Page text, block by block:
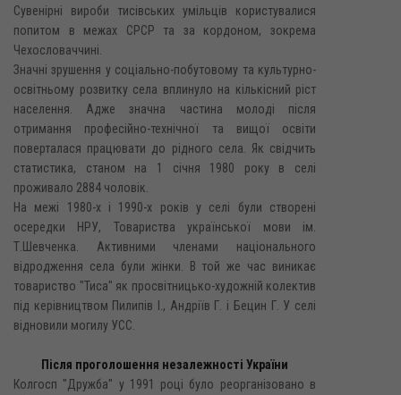
Сувенірні вироби тисівських умільців користувалися
попитом в межах СPCP та за кордоном, зокрема
Чехословаччині.
Значні зрушення у соціально-побутовому та культурно-
освітньому розвитку села вплинуло на кількісний ріст
населення. Адже значна частина молоді після
отримання професійно-технічної та вищої освіти
поверталася працювати до рідного села. Як свідчить
статистика, станом на 1 січня 1980 року в селі
проживало 2884 чоловік.
На межі 1980-х і 1990-х років у селі були створені
осередки НРУ, Товариства української мови ім.
Т.Шевченка. Активними членами національного
відродження села були жінки. В той же час виникає
товариство "Тиса" як просвітницько-художній колектив
під керівництвом Пилипів І., Андріїв Г. і Бецин Г. У селі
відновили могилу УСС.
Після проголошення незалежності України
Колгосп "Дружба" у 1991 році було реорганізовано в